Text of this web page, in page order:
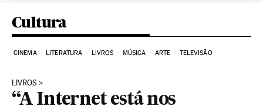
Cultura
CINEMA LITERATURA LIVROS MÚSICA ARTE TELEVISÃO
LIVROS
“A Internet está nos